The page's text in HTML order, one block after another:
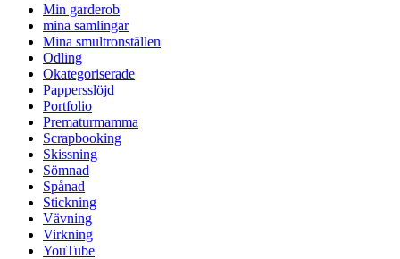
Min garderob
mina samlingar
Mina smultronställen
Odling
Okategoriserade
Pappersslöjd
Portfolio
Prematurmamma
Scrapbooking
Skissning
Sömnad
Spånad
Stickning
Vävning
Virkning
YouTube